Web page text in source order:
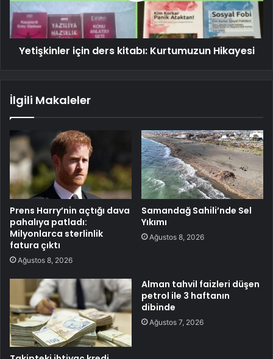
Yetişkinler için ders kitabı: Kurtumuzun Hikayesi
İlgili Makaleler
Prens Harry’nin açtığı dava
pahalıya patladı:
Milyonlarca sterlinlik
fatura çıktı
Ağustos 8, 2026
Samandağ Sahili’nde Sel
Yıkımı
Ağustos 8, 2026
Alman tahvil faizleri düşen
petrol ile 3 haftanın
dibinde
Ağustos 7, 2026